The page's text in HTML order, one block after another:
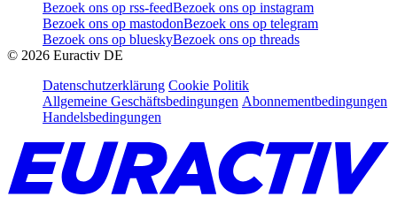
Bezoek ons op rss-feedBezoek ons op instagram
Bezoek ons op mastodonBezoek ons op telegram
Bezoek ons op blueskyBezoek ons op threads
© 2026 Euractiv DE
Datenschutzerklärung Cookie Politik
Allgemeine Geschäftsbedingungen Abonnementbedingungen
Handelsbedingungen